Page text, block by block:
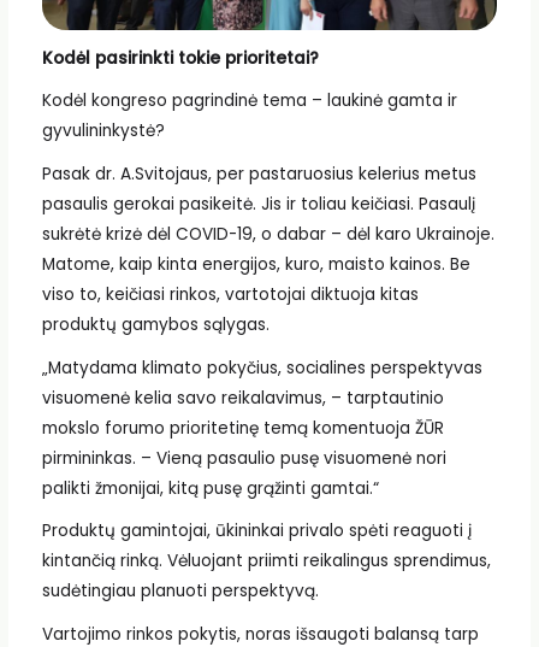
Kodėl pasirinkti tokie prioritetai?
Kodėl kongreso pagrindinė tema – laukinė gamta ir
gyvulininkystė?
Pasak dr. A.Svitojaus, per pastaruosius kelerius metus
pasaulis gerokai pasikeitė. Jis ir toliau keičiasi. Pasaulį
sukrėtė krizė dėl COVID-19, o dabar – dėl karo Ukrainoje.
Matome, kaip kinta energijos, kuro, maisto kainos. Be
viso to, keičiasi rinkos, vartotojai diktuoja kitas
produktų gamybos sąlygas.
„Matydama klimato pokyčius, socialines perspektyvas
visuomenė kelia savo reikalavimus, – tarptautinio
mokslo forumo prioritetinę temą komentuoja ŽŪR
pirmininkas. – Vieną pasaulio pusę visuomenė nori
palikti žmonijai, kitą pusę grąžinti gamtai.“
Produktų gamintojai, ūkininkai privalo spėti reaguoti į
kintančią rinką. Vėluojant priimti reikalingus sprendimus,
sudėtingiau planuoti perspektyvą.
Vartojimo rinkos pokytis, noras išsaugoti balansą tarp